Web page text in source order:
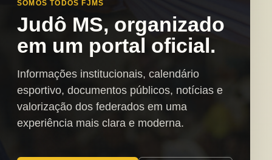
SOMOS TODOS FJMS
Judô MS, organizado
em um portal oficial.
Informações institucionais, calendário
esportivo, documentos públicos, notícias e
valorização dos federados em uma
experiência mais clara e moderna.